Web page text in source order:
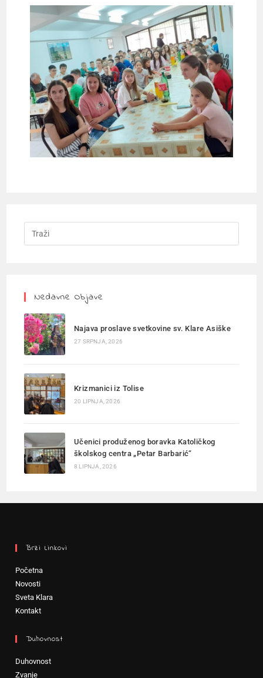
Nedavne Objave
Najava proslave svetkovine sv. Klare Asiške
27 SRPNJA, 2026
Krizmanici iz Tolise
20 LIPNJA, 2026
Učenici produženog boravka Katoličkog
školskog centra „Petar Barbarić“
8 LIPNJA, 2026
Brzi Linkovi
Početna
Novosti
Sveta Klara
Kontakt
Duhovnost
Duhovnost
Zvanje